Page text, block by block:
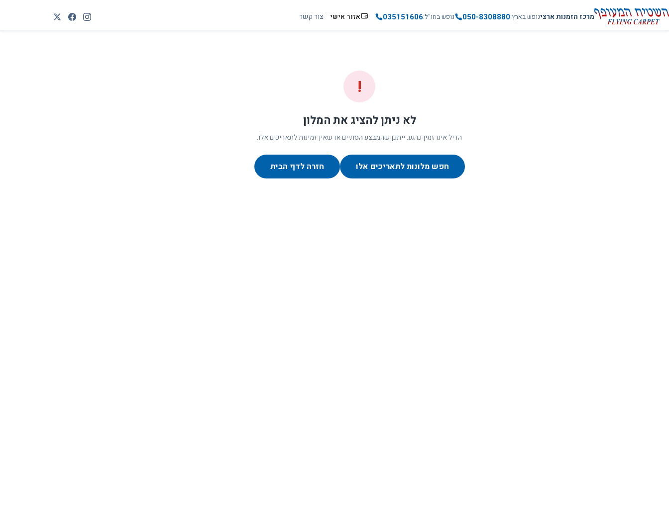
מרכז הזמנות ארצינופש בארץ050-8308880 נופש בחו"ל035151606 אזור אישי צור קשר
!
לא ניתן להציג את המלון
הדיל אינו זמין כרגע. ייתכן שהמבצע הסתיים או שאין זמינות לתאריכים אלו.
חפש מלונות לתאריכים אלו חזרה לדף הבית